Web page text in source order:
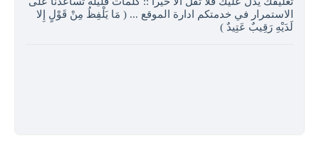
الاستمرار في خدمتكم ادارة الموقع ... ( مَا يَلْفِظُ مِنْ قَوْلٍ إِلا
لَدَيْهِ رَقِيبٌ عَتِيدٌ )